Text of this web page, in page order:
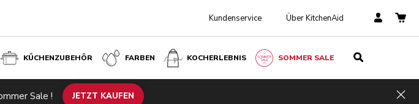
Kundenservice Über KitchenAid
KÜCHENZUBEHÖR FARBEN KOCHERLEBNIS SOMMER SALE
Sale ! JETZT KAUFEN € 748,50